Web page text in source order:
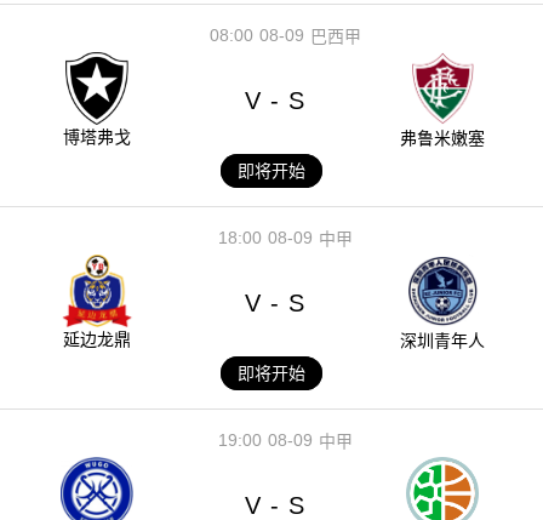
08-09
08:00 巴西甲
博塔弗戈
V - S
弗鲁米嫩塞
即将开始
08-09
18:00 中甲
延边龙鼎
V - S
深圳青年人
即将开始
08-09
19:00 中甲
V - S